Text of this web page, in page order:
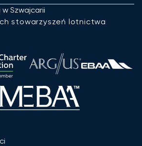
Szwajcarii
stowarzyszeń lotnictwa